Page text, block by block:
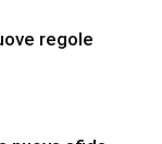
regole